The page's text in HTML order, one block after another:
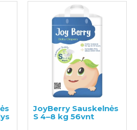
JoyBerry Sauskelnės
S 4–8 kg 56vnt